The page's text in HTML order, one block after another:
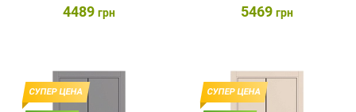
4489 грн 5469 грн
СУПЕР ЦЕНА СУПЕР ЦЕНА